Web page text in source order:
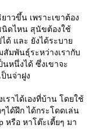
าวขึ้น เพราะเขาต้อง
นิดไหน สุนัขต้องใช้
ได้ และ ยังได้ระบา
มพันธุ์ระหว่างเรากับ
หนึ่งได้ ซึ่งเขาจะ
ป็นจ่าฝูง
ราได้เองที่บ้าน โดยใช้
ได้ฝึก ได้กระโดดเล่น
หรือ หาโต๊ะเตี้ยๆ มา